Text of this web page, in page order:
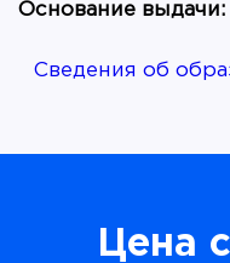
Основание выдачи:
Сведения об
Цена